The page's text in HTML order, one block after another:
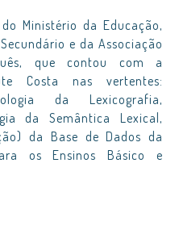
Ministério da Educação,
e da Associação
que contou com a
Costa nas vertentes:
da Lexicografia,
da Semântica Lexical,
da Base de Dados da
os Ensinos Básico e